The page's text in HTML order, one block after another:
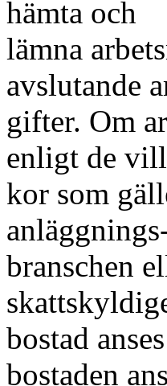
hämta och
lämna
avslutande
gifter. Om
enligt de
kor som
branschen
bostad
bostaden